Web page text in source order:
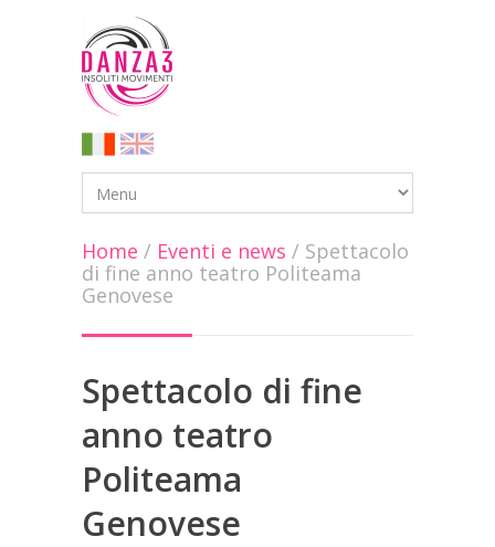
Home / Eventi e news / Spettacolo
di fine anno teatro Politeama
Genovese
Spettacolo di fine
anno teatro
Politeama
Genovese